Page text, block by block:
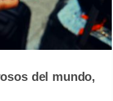
del mundo,